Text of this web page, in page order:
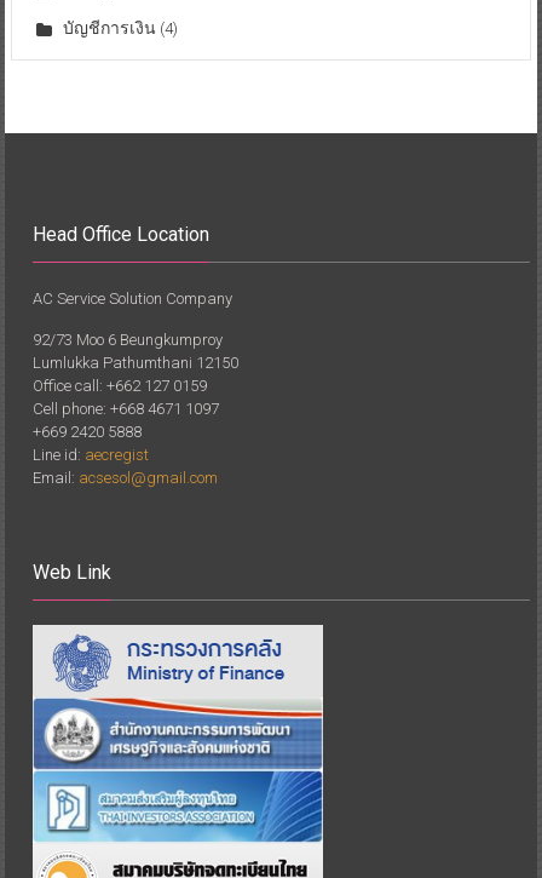
บัญชีการเงิน(4)
Head Office Location
AC Service Solution Company
92/73 Moo 6 Beungkumproy
Lumlukka Pathumthani 12150
Office call: +662 127 0159
Cell phone: +668 4671 1097
+669 2420 5888
Line id: aecregist
Email: acsesol@gmail.com
Web Link